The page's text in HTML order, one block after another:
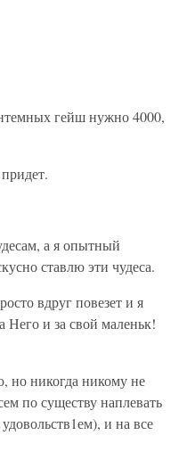
гейш нужно 4000,
а я опытный
ставлю эти чудеса.
вдруг повезет и я
Него и за свой маленьк!
но никогда никому не
по существу наплевать
и на все